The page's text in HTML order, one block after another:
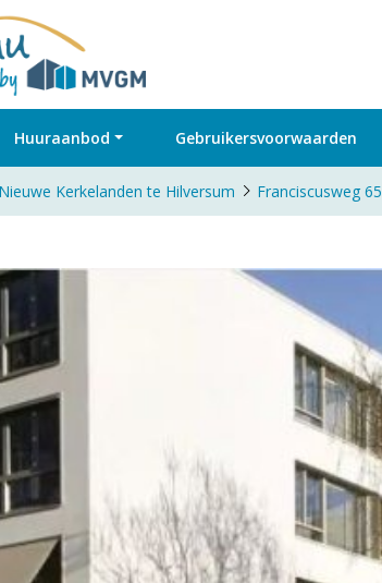
Huuraanbod Gebruikersvoorwaarden
Nieuwe Kerkelanden te Hilversum Franciscusweg 65